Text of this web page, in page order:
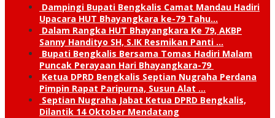
Dampingi Bupati Bengkalis Camat Mandau Hadiri
Upacara HUT Bhayangkara ke-79 Tahu…
Dalam Rangka HUT Bhayangkara Ke 79, AKBP
Sanny Handityo SH, S.IK Resmikan Panti …
Bupati Bengkalis Bersama Tomas Hadiri Malam
Puncak Perayaan Hari Bhayangkara-79
Ketua DPRD Bengkalis Septian Nugraha Perdana
Pimpin Rapat Paripurna, Susun Alat …
Septian Nugraha Jabat Ketua DPRD Bengkalis,
Dilantik 14 Oktober Mendatang